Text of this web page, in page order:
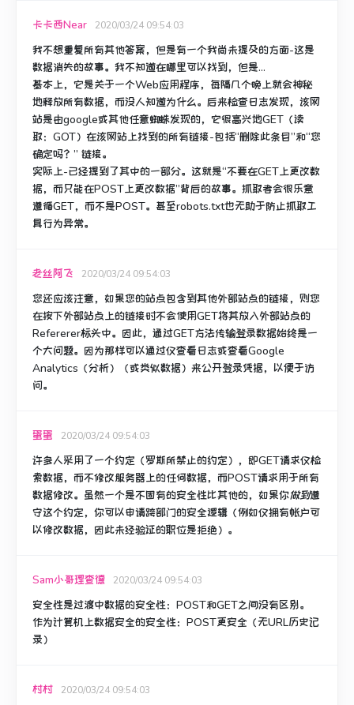
卡卡西Near 2020/03/24 09:54:03
我不想重复所有其他答案，但是有一个我尚未提及的方面-这是
数据消失的故事。 我不知道在哪里可以找到，但是...
基本上，它是关于一个Web应用程序，每隔几个晚上就会神秘
地释放所有数据，而没人知道为什么。 后来检查日志发现，该网
站是由google或其他任意蜘蛛发现的，它很高兴地GET（读
取：GOT）在该网站上找到的所有链接-包括“删除此条目”和“您
确定吗？” 链接。
实际上-已经提到了其中的一部分。 这就是“不要在GET上更改数
据，而只能在POST上更改数据”背后的故事。 抓取者会很乐意
遵循GET，而不是POST。 甚至robots.txt也无助于防止抓取工
具行为异常。
老丝阿飞 2020/03/24 09:54:03
您还应该注意，如果您的站点包含到其他外部站点的链接，则您
在按下外部站点上的链接时不会使用GET将其放入外部站点的
Refererer标头中。 因此，通过GET方法传输登录数据始终是一
个大问题。 因为那样可以通过仅查看日志或查看Google
Analytics（分析）（或类似数据）来公开登录凭据，以便于访
问。
蛋蛋 2020/03/24 09:54:03
许多人采用了一个约定（罗斯所禁止的约定），即GET请求仅检
索数据，而不修改服务器上的任何数据，而POST请求用于所有
数据修改。 虽然一个是不固有的安全性比其他的，如果你做到遵
守这个约定，你可以申请跨部门的安全逻辑（例如仅拥有帐户可
以修改数据，因此未经验证的职位是拒绝）。
Sam小哥理查德 2020/03/24 09:54:03
安全性是过渡中数据的安全性：POST和GET之间没有区别。
作为计算机上数据安全的安全性：POST更安全（无URL历史记
录）
村村 2020/03/24 09:54:03